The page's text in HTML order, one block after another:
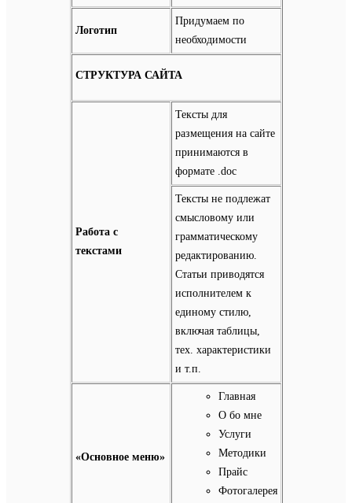
Логотип
Придумаем по
необходимости
СТРУКТУРА САЙТА
Работа с
текстами
Тексты для
размещения на сайте
принимаются в
формате .doc
Тексты не подлежат
смысловому или
грамматическому
редактированию.
Статьи приводятся
исполнителем к
единому стилю,
включая таблицы,
тех. характеристики
и т.п.
«Основное меню»
Главная
О бо мне
Услуги
Методики
Прайс
Фотогалерея